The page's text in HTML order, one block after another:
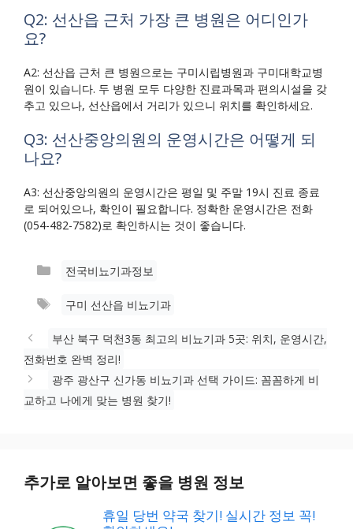
Q2: 선산읍 근처 가장 큰 병원은 어디인가
요?
A2: 선산읍 근처 큰 병원으로는 구미시립병원과 구미대학교병
원이 있습니다. 두 병원 모두 다양한 진료과목과 편의시설을 갖
추고 있으나, 선산읍에서 거리가 있으니 위치를 확인하세요.
Q3: 선산중앙의원의 운영시간은 어떻게 되
나요?
A3: 선산중앙의원의 운영시간은 평일 및 주말 19시 진료 종료
로 되어있으나, 확인이 필요합니다. 정확한 운영시간은 전화
(054-482-7582)로 확인하시는 것이 좋습니다.
카
고
전국비뇨기과정보
태
구미 선산읍 비뇨기과
부산 북구 덕천3동 최고의 비뇨기과 5곳: 위치, 운영시간,
전화번호 완벽 정리!
광주 광산구 신가동 비뇨기과 선택 가이드: 꼼꼼하게 비
교하고 나에게 맞는 병원 찾기!
추가로 알아보면 좋을 병원 정보
휴일 당번 약국 찾기! 실시간 정보 꼭!